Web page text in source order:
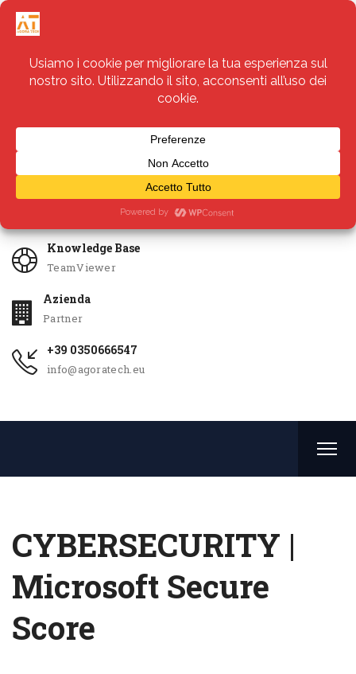
Servizi
Knowledge Base
TeamViewer
Azienda
Partner
+39 0350666547
info@agoratech.eu
CYBERSECURITY |
Microsoft Secure
Score